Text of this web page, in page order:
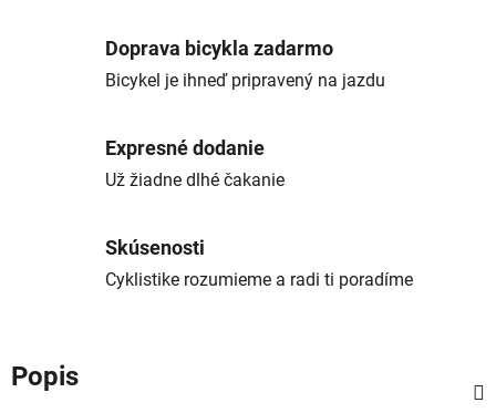
Doprava bicykla zadarmo
Bicykel je ihneď pripravený na jazdu
Expresné dodanie
Už žiadne dlhé čakanie
Skúsenosti
Cyklistike rozumieme a radi ti poradíme
Popis